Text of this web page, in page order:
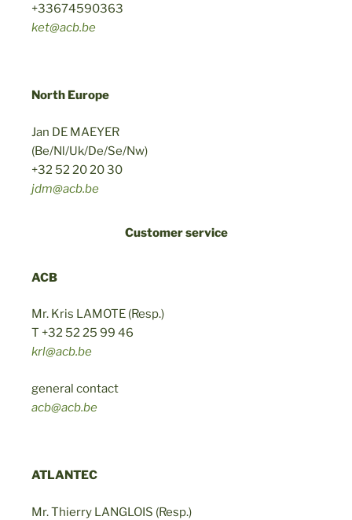
+33674590363
ket@acb.be
North Europe
Jan DE MAEYER
(Be/Nl/Uk/De/Se/Nw)
+32 52 20 20 30
jdm@acb.be
Customer service
ACB
Mr. Kris LAMOTE (Resp.)
T +32 52 25 99 46
krl@acb.be
general contact
acb@acb.be
ATLANTEC
Mr. Thierry LANGLOIS (Resp.)